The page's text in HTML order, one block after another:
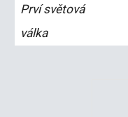
Prví světová
válka